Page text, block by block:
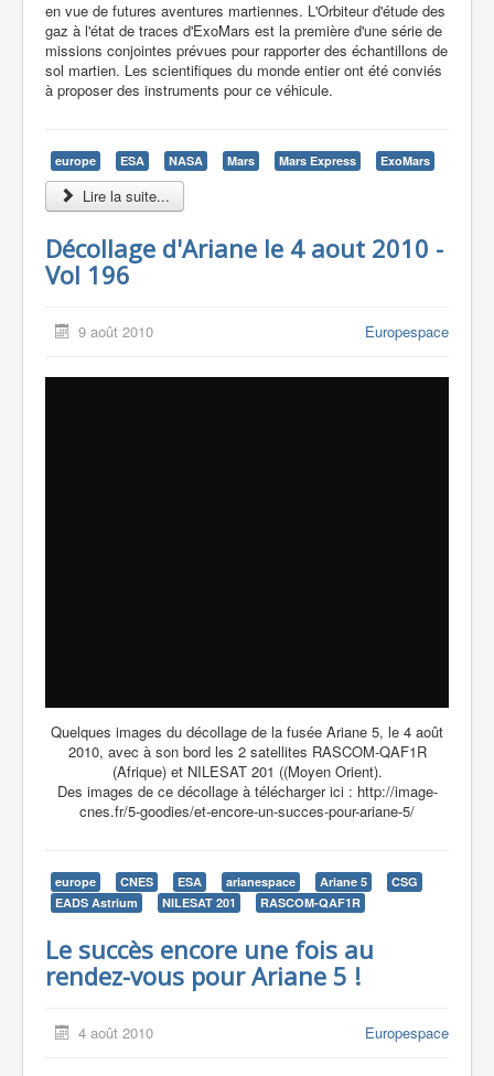
en vue de futures aventures martiennes. L'Orbiteur d'étude des
gaz à l'état de traces d'ExoMars est la première d'une série de
missions conjointes prévues pour rapporter des échantillons de
sol martien. Les scientifiques du monde entier ont été conviés
à proposer des instruments pour ce véhicule.
europe ESA NASA Mars Mars Express ExoMars
Lire la suite...
Décollage d'Ariane le 4 aout 2010 -
Vol 196
9 août 2010 Europespace
Quelques images du décollage de la fusée Ariane 5, le 4 août
2010, avec à son bord les 2 satellites RASCOM-QAF1R
(Afrique) et NILESAT 201 ((Moyen Orient).
Des images de ce décollage à télécharger ici : http://image-
cnes.fr/5-goodies/et-encore-un-succes-pour-ariane-5/
europe CNES ESA arianespace Ariane 5
CSG
EADS Astrium
NILESAT 201 RASCOM-QAF1R
Le succès encore une fois au
rendez-vous pour Ariane 5 !
4 août 2010 Europespace